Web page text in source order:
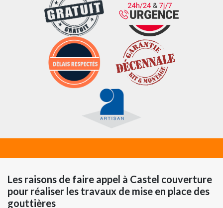
Les raisons de faire appel à Castel couverture
pour réaliser les travaux de mise en place des
gouttières